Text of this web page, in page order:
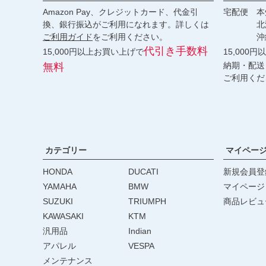
Amazon Pay、クレジットカード、代金引
換、銀行振込がご利用になれます。詳しくは
ご利用ガイドをご利用ください。
15,000円以上お買い上げで代引き手数料
無料
宅配便 本
北海道
沖縄
15,000円
納期・配
ご利用く
カテゴリー
HONDA
YAMAHA
SUZUKI
KAWASAKI
汎用品
アパレル
メンテナンス
DUCATI
BMW
TRIUMPH
KTM
Indian
VESPA
マイペー
新規会員
マイページ
商品レビ